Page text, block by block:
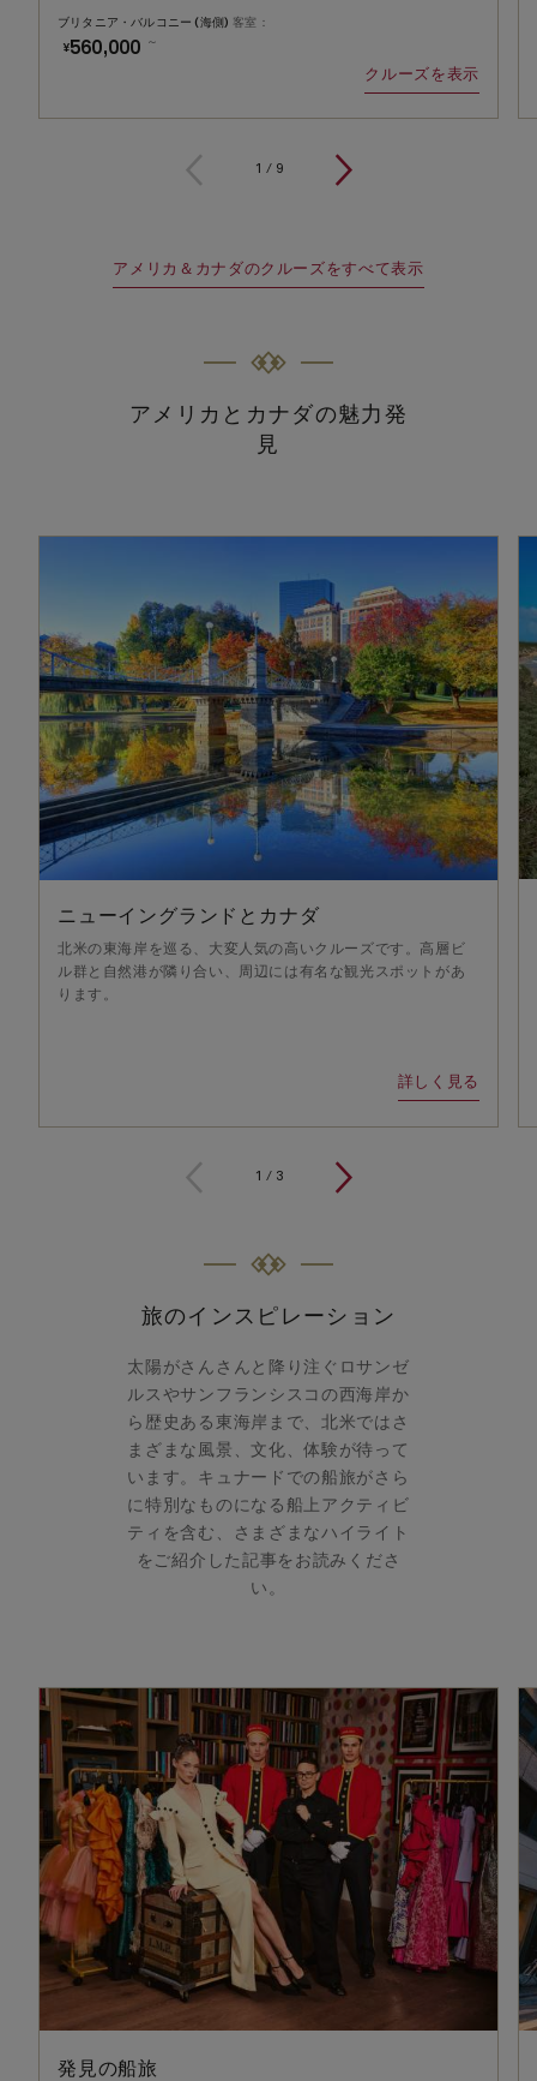
ブリタニア・バルコニー (海側) 客室：
¥560,000 ～
クルーズを表示
1 / 9
アメリカ＆カナダのクルーズをすべて表示
アメリカとカナダの魅力発
見
ニューイングランドとカナダ
北米の東海岸を巡る、大変人気の高いクルーズです。高層ビ
ル群と自然港が隣り合い、周辺には有名な観光スポットがあ
ります。
詳しく見る
1 / 3
旅のインスピレーション
太陽がさんさんと降り注ぐロサンゼ
ルスやサンフランシスコの西海岸か
ら歴史ある東海岸まで、北米ではさ
まざまな風景、文化、体験が待って
います。キュナードでの船旅がさら
に特別なものになる船上アクティビ
ティを含む、さまざまなハイライト
をご紹介した記事をお読みくださ
い。
発見の船旅